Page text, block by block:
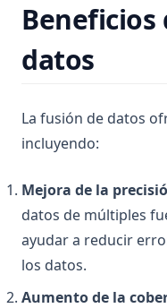
¿Cuál es la diferencia?
¿Cuánto tiempo se
¿Es Python sensible a
¿Qué es Boolean en
Pass
¿Qué es Elif en Python?
¿Qué es Scikit-Learn:
automático
Beneficios
datos
La fusión de datos
incluyendo:
Mejora de la
datos de múltiples
ayudar a reducir
los datos.
Aumento de la